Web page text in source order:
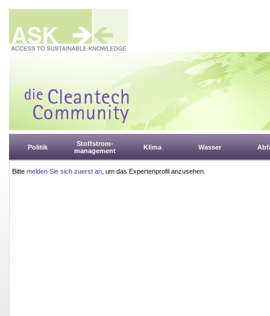
Politik
Stoffstrom-
management
Klima Wasser
Bitte melden Sie sich zuerst an , um das Expertenprofil anzusehen.